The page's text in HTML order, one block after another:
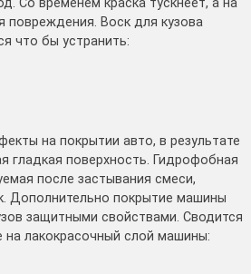
Со временем краска тускнеет, а на
повреждения. Воск для кузова
что бы устранить:
на покрытии авто, в результате
гладкая поверхность. Гидрофобная
после застывания смеси,
Дополнительно покрытие машины
защитными свойствами. Сводится
на лакокрасочный слой машины: